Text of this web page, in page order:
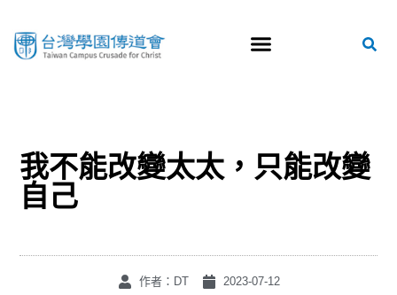
我不能改變太太，只能改變
自己
作者：DT 2023-07-12